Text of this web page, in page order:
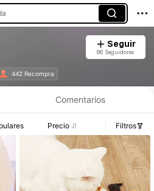
Seguir
66 Seguidores
442 Recompra
Comentarios
Precio Filtros